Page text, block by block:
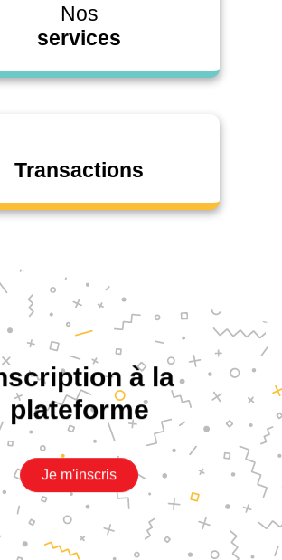
Nos
services
Transactions
à la
plateforme
Je m'inscris